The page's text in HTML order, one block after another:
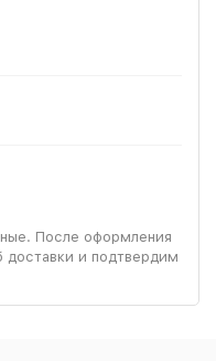
После оформления
доставки и подтвердим